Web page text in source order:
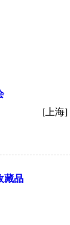
[上海]
藏品